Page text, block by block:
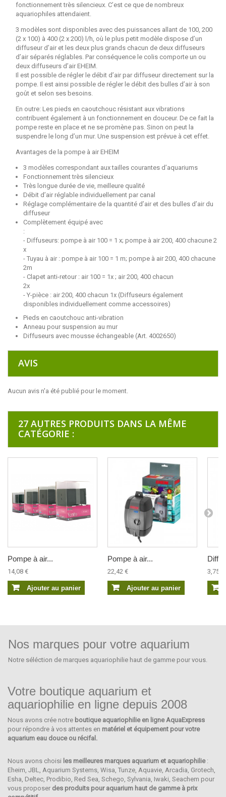
fonctionnement très silencieux. C’est ce que de nombreux
aquariophiles attendaient.
3 modèles sont disponibles avec des puissances allant de 100, 200
(2 x 100) à 400 (2 x 200) l/h, où le plus petit modèle dispose d’un
diffuseur d’air et les deux plus grands chacun de deux diffuseurs
d’air séparés réglables. Par conséquence le colis comporte un ou
deux diffuseurs d’air EHEIM.
Il est possible de régler le débit d’air par diffuseur directement sur la
pompe. Il est ainsi possible de régler le débit des bulles d’air à son
goût et selon ses besoins.
En outre: Les pieds en caoutchouc résistant aux vibrations
contribuent également à un fonctionnement en douceur. De ce fait la
pompe reste en place et ne se promène pas. Sinon on peut la
suspendre le long d’un mur. Une suspension est prévue à cet effet.
Avantages de la pompe à air EHEIM
3 modèles correspondant aux tailles courantes d’aquariums
Fonctionnement très silencieux
Très longue durée de vie, meilleure qualité
Débit d’air réglable individuellement par canal
Réglage complémentaire de la quantité d’air et des bulles d’air du
diffuseur
Complètement équipé avec
:
- Diffuseurs: pompe à air 100 = 1 x; pompe à air 200, 400 chacune 2
x
- Tuyau à air : pompe à air 100 = 1 m; pompe à air 200, 400 chacune
2m
- Clapet anti-retour : air 100 = 1x ; air 200, 400 chacun
2x
- Y-pièce : air 200, 400 chacun 1x (Diffuseurs également
disponibles individuellement comme accessoires)
Pieds en caoutchouc anti-vibration
Anneau pour suspension au mur
Diffuseurs avec mousse échangeable (Art. 4002650)
AVIS
Aucun avis n'a été publié pour le moment.
27 AUTRES PRODUITS DANS LA MÊME
CATÉGORIE :
Pompe à air...
14,08 €
Ajouter au panier
Pompe à air...
22,42 €
Ajouter au panier
3,75 €
Nos marques pour votre aquarium
Notre séléction de marques aquariophilie haut de gamme pour vous.
SEACHEM
Votre boutique aquarium et
aquariophilie en ligne depuis 2008
Nous avons crée notre boutique aquariophilie en ligne AquaExpress
pour répondre à vos attentes en matériel et équipement pour votre
aquarium eau douce ou récifal.
Nous avons choisi les meilleures marques aquarium et aquariophilie:
Eheim, JBL, Aquarium Systems, Wisa, Tunze, Aquavie, Arcadia, Grotech,
Esha, Deltec, Prodibio, Red Sea, Schego, Sylvania, Iwaki, Seachem pour
vous proposer des produits pour aquarium haut de gamme à prix